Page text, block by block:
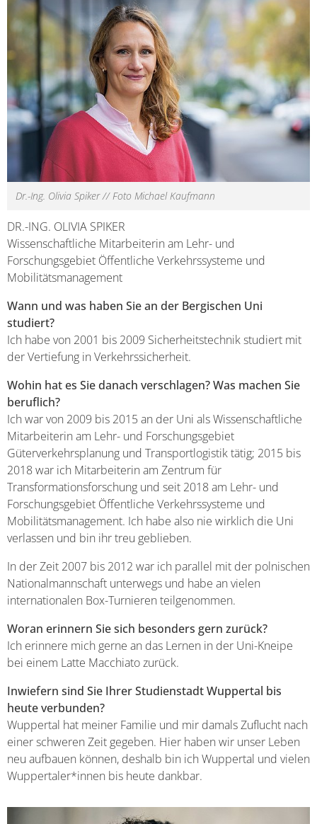
Dr.-Ing. Olivia Spiker // Foto Michael Kaufmann
DR.-ING. OLIVIA SPIKER
Wissenschaftliche Mitarbeiterin am Lehr- und
Forschungsgebiet Öffentliche Verkehrssysteme und
Mobilitätsmanagement
Wann und was haben Sie an der Bergischen Uni
studiert?
Ich habe von 2001 bis 2009 Sicherheitstechnik studiert mit
der Vertiefung in Verkehrssicherheit.
Wohin hat es Sie danach verschlagen? Was machen Sie
beruflich?
Ich war von 2009 bis 2015 an der Uni als Wissenschaftliche
Mitarbeiterin am Lehr- und Forschungsgebiet
Güterverkehrsplanung und Transportlogistik tätig; 2015 bis
2018 war ich Mitarbeiterin am Zentrum für
Transformationsforschung und seit 2018 am Lehr- und
Forschungsgebiet Öffentliche Verkehrssysteme und
Mobilitätsmanagement. Ich habe also nie wirklich die Uni
verlassen und bin ihr treu geblieben.
In der Zeit 2007 bis 2012 war ich parallel mit der polnischen
Nationalmannschaft unterwegs und habe an vielen
internationalen Box-Turnieren teilgenommen.
Woran erinnern Sie sich besonders gern zurück?
Ich erinnere mich gerne an das Lernen in der Uni-Kneipe
bei einem Latte Macchiato zurück.
Inwiefern sind Sie Ihrer Studienstadt Wuppertal bis
heute verbunden?
Wuppertal hat meiner Familie und mir damals Zuflucht nach
einer schweren Zeit gegeben. Hier haben wir unser Leben
neu aufbauen können, deshalb bin ich Wuppertal und vielen
Wuppertaler*innen bis heute dankbar.